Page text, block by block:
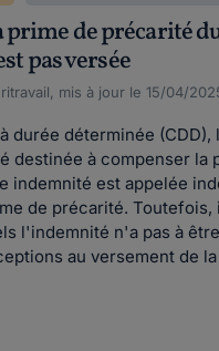
de précarité
pas versée
mis à jour le 15/04/
durée déterminée (CDD),
destinée à compenser la
indemnité est appelée
de précarité. Toutefois,
l'indemnité n'a pas à
au versement de